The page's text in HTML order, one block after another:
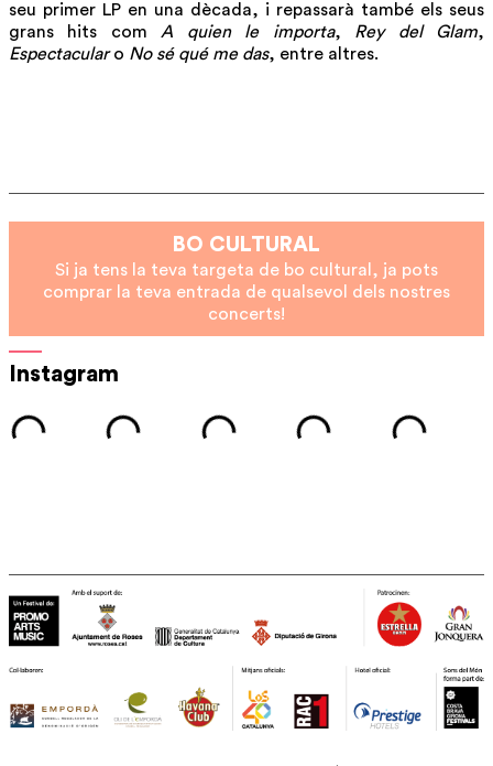
seu primer LP en una dècada, i repassarà també els seus
grans hits comA quien le importa, Rey del Glam,
Espectacularo No sé qué me das, entre altres.
BO CULTURAL
Si ja tens la teva targeta de bo cultural, ja pots
comprar la teva entrada de qualsevol dels nostres
concerts!
Instagram